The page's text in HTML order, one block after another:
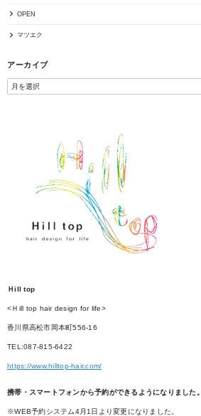
OPEN
マツエク
アーカイブ
Ｈill top
<Ｈill top hair design for life>
香川県高松市岡本町556-16
TEL:087-815-6422
https://www.hilltop-hair.com/
携帯・スマートフォンから予約ができるようになりました。
※WEB予約システム4月1日より変更になりました。